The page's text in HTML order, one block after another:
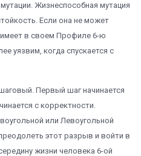
Жизнеспособная мутация
Если она не может
в своем Профиле 6-ю
уязвим, когда спускается с
Первый шаг начинается
с корректности.
или Левоугольной
этот разрыв и войти в
жизни человека 6-ой